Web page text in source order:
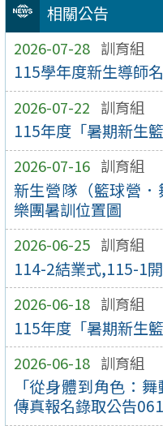
相關公告
2026-07-28 訓育組
115學年度新生導師
2026-07-22 訓育組
115年度「暑期新生
2026-07-16 訓育組
新生營隊（籃球營
樂團暑訓位置圖
2026-06-25 訓育組
114-2結業式,115-1
2026-06-18 訓育組
115年度「暑期新生
2026-06-18 訓育組
「從身體到角色：
傳真報名錄取公告